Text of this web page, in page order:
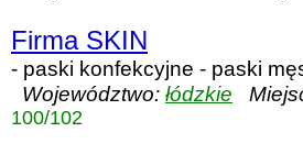
Firma SKIN
- paski konfekcyjne - paski
Województwo: łódzkie
100/102